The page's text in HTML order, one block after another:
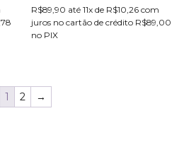
R$89,90 até 11x de R$10,26 com
juros no cartão de crédito R$89,00
no PIX
1 2 →